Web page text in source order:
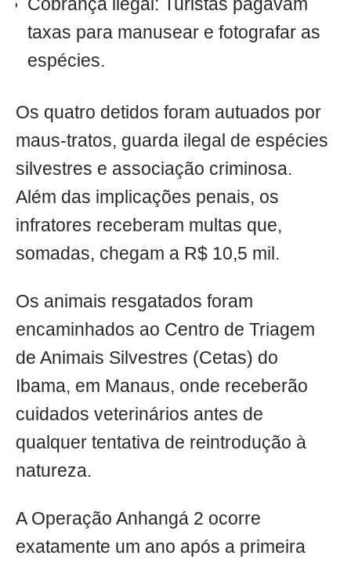
Cobrança ilegal: Turistas pagavam
taxas para manusear e fotografar as
espécies.
Os quatro detidos foram autuados por
maus-tratos, guarda ilegal de espécies
silvestres e associação criminosa.
Além das implicações penais, os
infratores receberam multas que,
somadas, chegam a R$ 10,5 mil.
Os animais resgatados foram
encaminhados ao Centro de Triagem
de Animais Silvestres (Cetas) do
Ibama, em Manaus, onde receberão
cuidados veterinários antes de
qualquer tentativa de reintrodução à
natureza.
A Operação Anhangá 2 ocorre
exatamente um ano após a primeira